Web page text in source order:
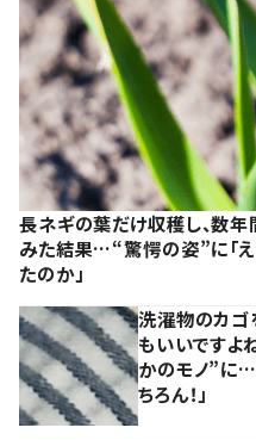
長ネギの葉だけ収穫し、数
みた結果…“驚愕の姿”に「え
たのか」
洗濯物のカゴ
もいいですよ
かのモノ”に…
ちろん！」